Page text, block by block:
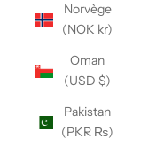
Norvège
(NOK kr)
Oman
(USD $)
Pakistan
(PKR ₨)